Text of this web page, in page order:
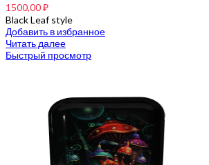
1500,00₽
Black Leaf style
Добавить в избранное
Читать далее
Быстрый просмотр